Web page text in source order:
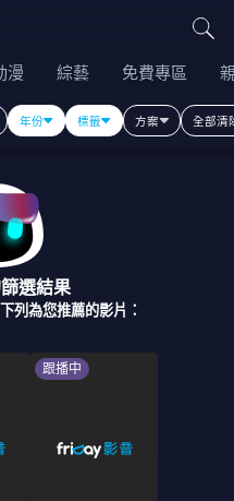
漫 綜藝 免費專區
年份 標籤 方案 全部清
選結果
列為您推薦的影片：
跟播中